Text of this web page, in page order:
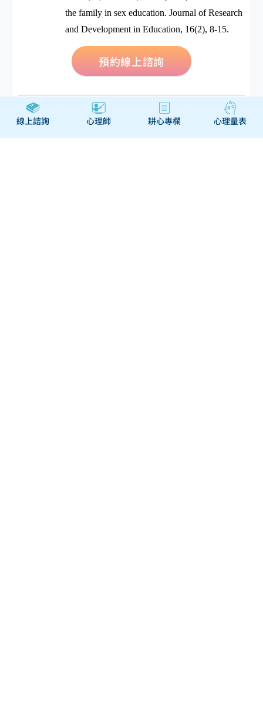
the family in sex education.Journal of Research
and Development in Education, 16(2), 8-15.
預約線上諮詢
親子 青少年 家庭與婚姻
線上諮詢 心理師 耕心專欄 心理量表